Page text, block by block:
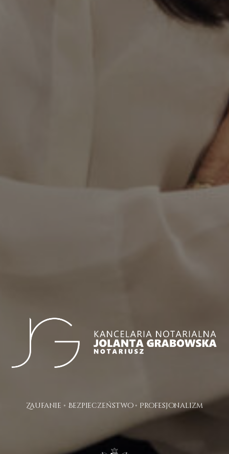
Zaufanie • Bezpieczeństwo • Profesjonalizm